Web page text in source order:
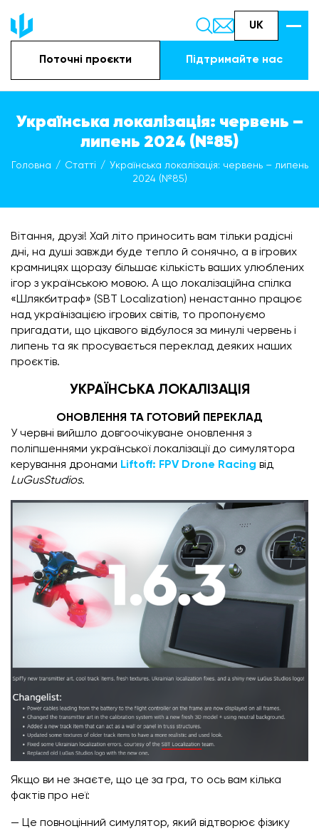
UK
Поточні проєкти Підтримайте наc
Українська локалізація: червень –
липень 2024 (№85)
Головна Статті
Українська локалізація: червень – липень
2024 (№85)
Вітання, друзі! Хай літо приносить вам тільки радісні
дні, на душі завжди буде тепло й сонячно, а в ігрових
крамницях щоразу більшає кількість ваших улюблених
ігор з українською мовою. А що локалізаційна спілка
«Шлякбитраф» (SBT Localization) ненастанно працює
над українізацією ігрових світів, то пропонуємо
пригадати, що цікавого відбулося за минулі червень і
липень та як просувається переклад деяких наших
проєктів.
УКРАЇНСЬКА ЛОКАЛІЗАЦІЯ
ОНОВЛЕННЯ ТА ГОТОВИЙ ПЕРЕКЛАД
У червні вийшло довгоочікуване оновлення з
поліпшеннями української локалізації до симулятора
керування дронами Liftoff: FPV Drone Racing від
LuGusStudios.
Якщо ви не знаєте, що це за гра, то ось вам кілька
фактів про неї:
— Це повноцінний симулятор, який відтворює фізику